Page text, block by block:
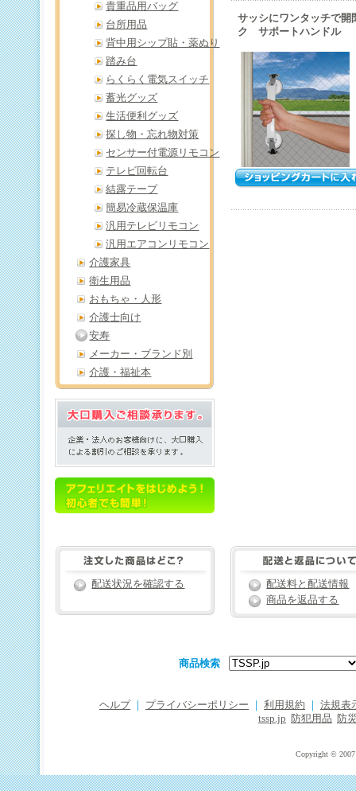
サッシにワンタッチで
ク サポートハンドル
貴重品用バッグ
台所用品
背中用シップ貼・薬ぬり
踏み台
らくらく電気スイッチ
蓄光グッズ
生活便利グッズ
探し物・忘れ物対策
センサー付電源リモコン
テレビ回転台
結露テープ
簡易冷蔵保温庫
汎用テレビリモコン
汎用エアコンリモコン
介護家具
衛生用品
おもちゃ・人形
介護士向け
安寿
メーカー・ブランド別
介護・福祉本
配送状況を確認する
配送料と配送情報
商品を返品する
商品検索
ヘルプ プライバシーポリシー 利用規約
法規表
tssp.jp
防犯用品 防
Copyright © 2007